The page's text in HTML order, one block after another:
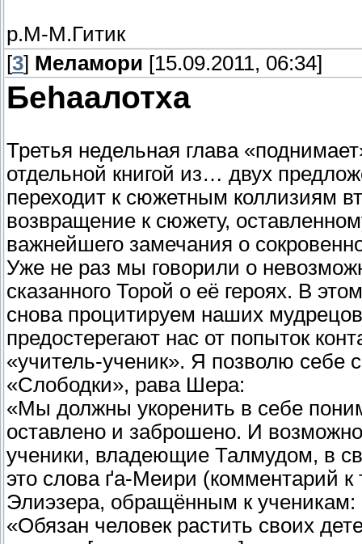
р.М-М.Гитик
[3] Меламори [15.09.2011, 06:34]
Беhаалотха
Третья недельная глава
отдельной книгой из… двух
переходит к сюжетным коллизиям
возвращение к сюжету,
важнейшего замечания о
Уже не раз мы говорили о
сказанного Торой о её героях. В
снова процитируем наших
предостерегают нас от попыток
«учитель-ученик». Я позволю себе
«Слободки», рава Шера:
«Мы должны укоренить в себе
оставлено и заброшено. И
ученики, владеющие Талмудом, в
это слова ґа-Меири (комментарий к
Элиэзера, обращённым к ученикам:
«Обязан человек растить своих